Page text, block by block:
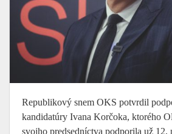
Republikový snem OKS potvrdil
kandidatúry Ivana Korčoka, ktorého
svojho predsedníctva podporila už 12.